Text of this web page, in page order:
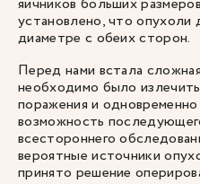
установлено, что опухоли
диаметре с обеих сторон.
Перед нами встала
необходимо было
поражения и
возможность
всестороннего
вероятные источники
принято решение